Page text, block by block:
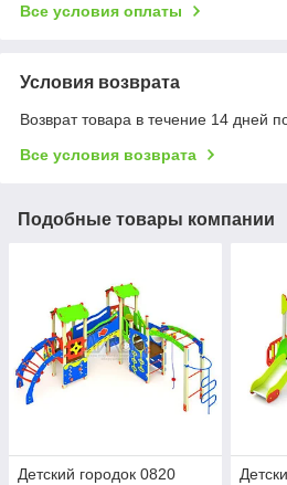
Все условия оплаты
Условия возврата
Возврат товара в течение 14 дней
Все условия возврата
Подобные товары компании
Детский городок 0820